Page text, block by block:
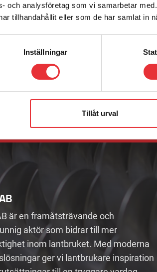
och analysföretag som vi samarbetar
tillhandahållit eller som de har samlat in
Inställningar
Tillåt urval
Adress Telefon
0512-301700
är en framåtsträvande och
aktör som bidrar till mer
inom lantbruket. Med moderna
ger vi lantbrukare inspiration